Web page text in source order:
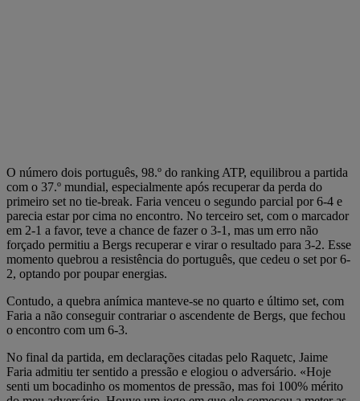
O número dois português, 98.º do ranking ATP, equilibrou a partida
com o 37.º mundial, especialmente após recuperar da perda do
primeiro set no tie-break. Faria venceu o segundo parcial por 6-4 e
parecia estar por cima no encontro. No terceiro set, com o marcador
em 2-1 a favor, teve a chance de fazer o 3-1, mas um erro não
forçado permitiu a Bergs recuperar e virar o resultado para 3-2. Esse
momento quebrou a resistência do português, que cedeu o set por 6-
2, optando por poupar energias.
Contudo, a quebra anímica manteve-se no quarto e último set, com
Faria a não conseguir contrariar o ascendente de Bergs, que fechou
o encontro com um 6-3.
No final da partida, em declarações citadas pelo Raquetc, Jaime
Faria admitiu ter sentido a pressão e elogiou o adversário. «Hoje
senti um bocadinho os momentos de pressão, mas foi 100% mérito